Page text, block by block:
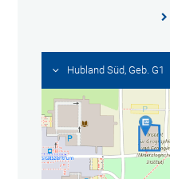
Hubland Süd, Geb. G1